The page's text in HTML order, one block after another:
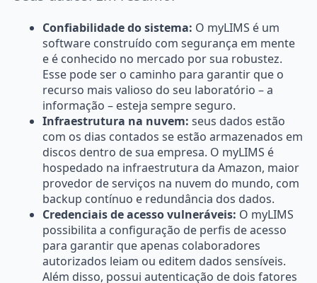
Confiabilidade do sistema: O myLIMS é um
software construído com segurança em mente
e é conhecido no mercado por sua robustez.
Esse pode ser o caminho para garantir que o
recurso mais valioso do seu laboratório – a
informação – esteja sempre seguro.
Infraestrutura na nuvem: seus dados estão
com os dias contados se estão armazenados em
discos dentro de sua empresa. O myLIMS é
hospedado na infraestrutura da Amazon, maior
provedor de serviços na nuvem do mundo, com
backup contínuo e redundância dos dados.
Credenciais de acesso vulneráveis: O myLIMS
possibilita a configuração de perfis de acesso
para garantir que apenas colaboradores
autorizados leiam ou editem dados sensíveis.
Além disso, possui autenticação de dois fatores